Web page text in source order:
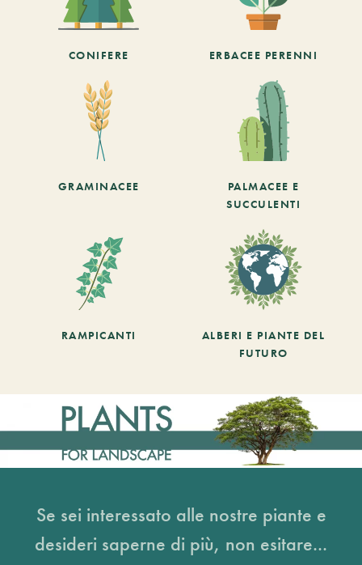
CONIFERE ERBACEE PERENNI
GRAMINACEE
PALMACEE E
SUCCULENTI
RAMPICANTI
ALBERI E PIANTE DEL
FUTURO
Se sei interessato alle nostre piante e
desideri saperne di più, non esitare...